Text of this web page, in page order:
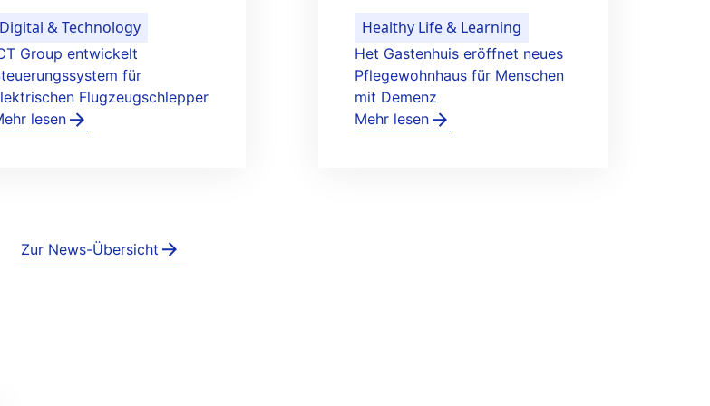
Feeding the world
Agro Care stärkt Governance
mit Aufsichtsrat
Mehr lesen
Digital & Technology
Niederländer empfinden wenig
Wahlfreiheit bei
Datenschutzbestimmungen
Mehr lesen
Zur News-Übersicht